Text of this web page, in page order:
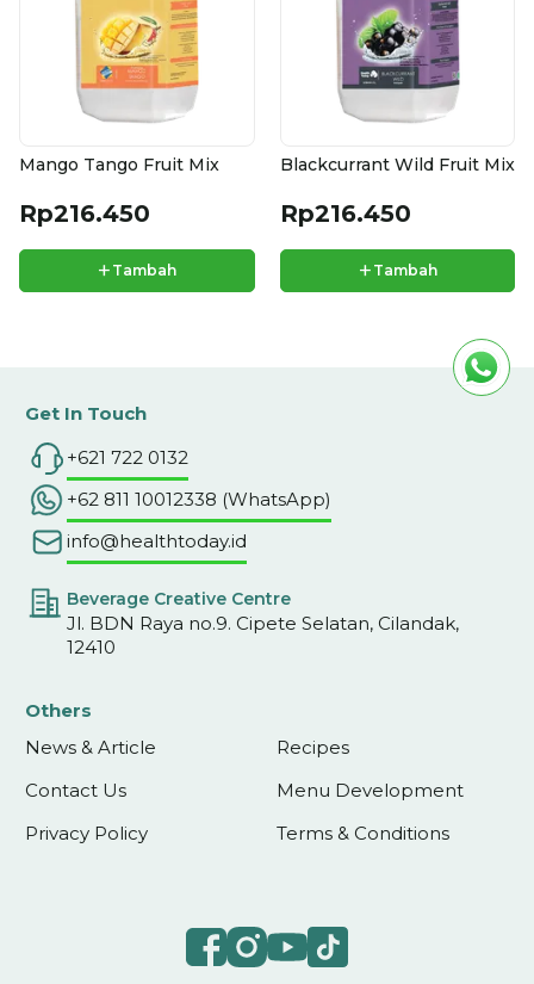
Mango Tango Fruit Mix
Rp216.450
+ Tambah
Blackcurrant Wild Fruit Mix
Rp216.450
+ Tambah
Get In Touch
+621 722 0132
+62 811 10012338 (WhatsApp)
info@healthtoday.id
Beverage Creative Centre
Jl. BDN Raya no.9. Cipete Selatan, Cilandak,
12410
Others
News & Article
Recipes
Contact Us
Menu Development
Privacy Policy
Terms & Conditions